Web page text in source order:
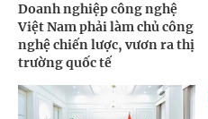
Doanh nghiệp công nghệ
Việt Nam phải làm chủ công
nghệ chiến lược, vươn ra thị
trường quốc tế